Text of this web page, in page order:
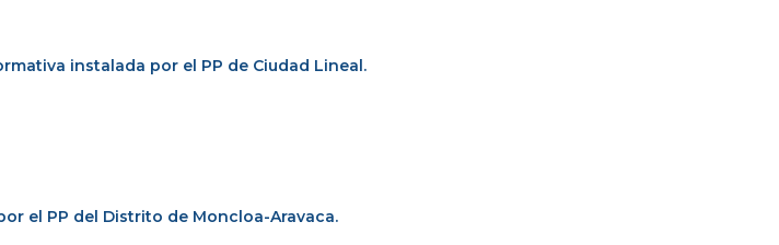
instalada por el PP de Ciudad Lineal.
el PP del Distrito de Moncloa-Aravaca.